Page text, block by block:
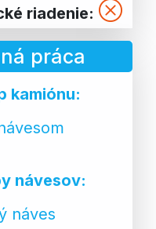
riadenie:
práca
kamiónu:
návesov:
náves